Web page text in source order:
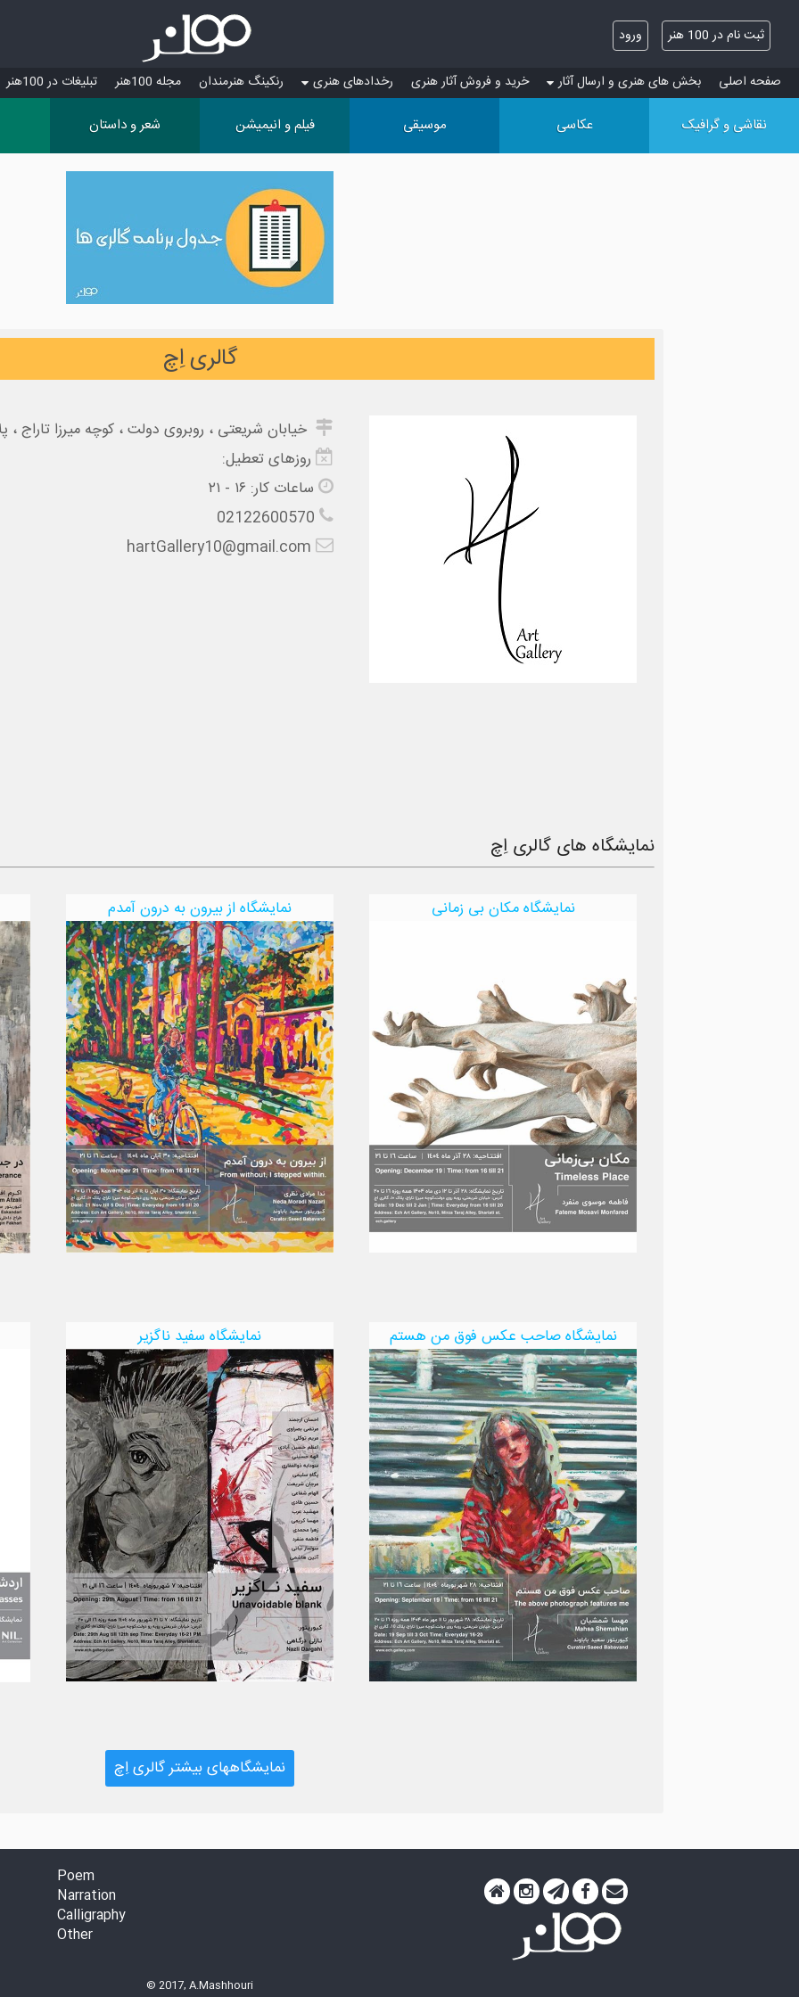
ثبت نام در 100 هنر ورود
صفحه اصلی بخش های هنری و ارسال آثار خرید و فروش آثار هنری رخدادهای هنری رنکینگ هنرمندان مجله 100هنر تبلیغات در 100هنر
نقاشی و گرافیک عکاسی موسیقی فیلم و انیمیشن شعر و داستان
گالری اِچ
خیابان شریعتی ، روبروی دولت ، کوچه میرزا تاراج ،
روزهای تعطیل:
ساعات کار: ۱۶ - ۲۱
02122600570
hartGallery10@gmail.com
نمایشگاه های گالری اِچ
نمایشگاه مکان بی زمانی نمایشگاه از بیرون به درون آمدم
نمایشگاه صاحب عکس فوق من هستم نمایشگاه سفید ناگزیر
نمایشگاههای بیشتر گالری اِچ
Poem
Narration
Calligraphy
Other
© 2017, A.Mashhouri